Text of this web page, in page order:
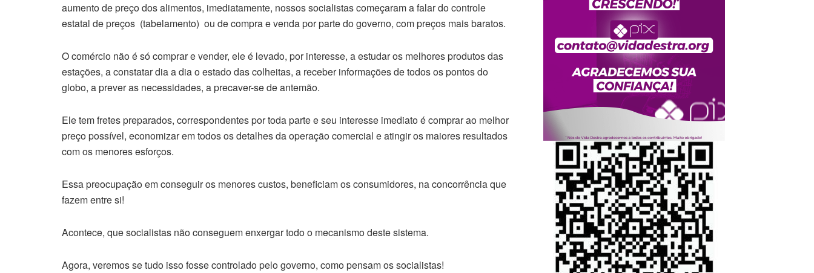
aumento de preço dos alimentos, imediatamente, nossos socialistas começaram a falar do controle
estatal de preços (tabelamento) ou de compra e venda por parte do governo, com preços mais baratos.
O comércio não é só comprar e vender, ele é levado, por interesse, a estudar os melhores produtos das
estações, a constatar dia a dia o estado das colheitas, a receber informações de todos os pontos do
globo, a prever as necessidades, a precaver-se de antemão.
Ele tem fretes preparados, correspondentes por toda parte e seu interesse imediato é comprar ao melhor
preço possível, economizar em todos os detalhes da operação comercial e atingir os maiores resultados
com os menores esforços.
Essa preocupação em conseguir os menores custos, beneficiam os consumidores, na concorrência que
fazem entre si!
Acontece, que socialistas não conseguem enxergar todo o mecanismo deste sistema.
Agora, veremos se tudo isso fosse controlado pelo governo, como pensam os socialistas!